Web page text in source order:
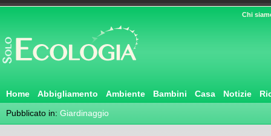
Chi
Home Abbigliamento Ambiente Bambini Casa Notizie
Pubblicato in: Giardinaggio